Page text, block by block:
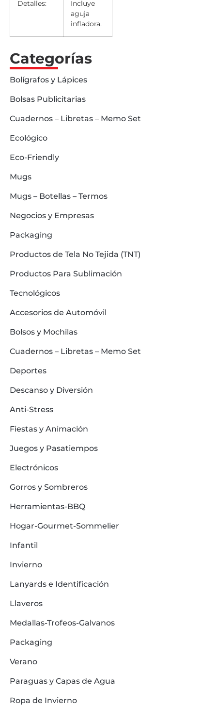
Detalles:
Incluye
aguja
infladora.
Categorías
Bolígrafos y Lápices
Bolsas Publicitarias
Cuadernos – Libretas – Memo Set
Ecológico
Eco-Friendly
Mugs
Mugs – Botellas – Termos
Negocios y Empresas
Packaging
Productos de Tela No Tejida (TNT)
Productos Para Sublimación
Tecnológicos
Accesorios de Automóvil
Bolsos y Mochilas
Cuadernos – Libretas – Memo Set
Deportes
Descanso y Diversión
Anti-Stress
Fiestas y Animación
Juegos y Pasatiempos
Electrónicos
Gorros y Sombreros
Herramientas-BBQ
Hogar-Gourmet-Sommelier
Infantil
Invierno
Lanyards e Identificación
Llaveros
Medallas-Trofeos-Galvanos
Packaging
Verano
Paraguas y Capas de Agua
Ropa de Invierno